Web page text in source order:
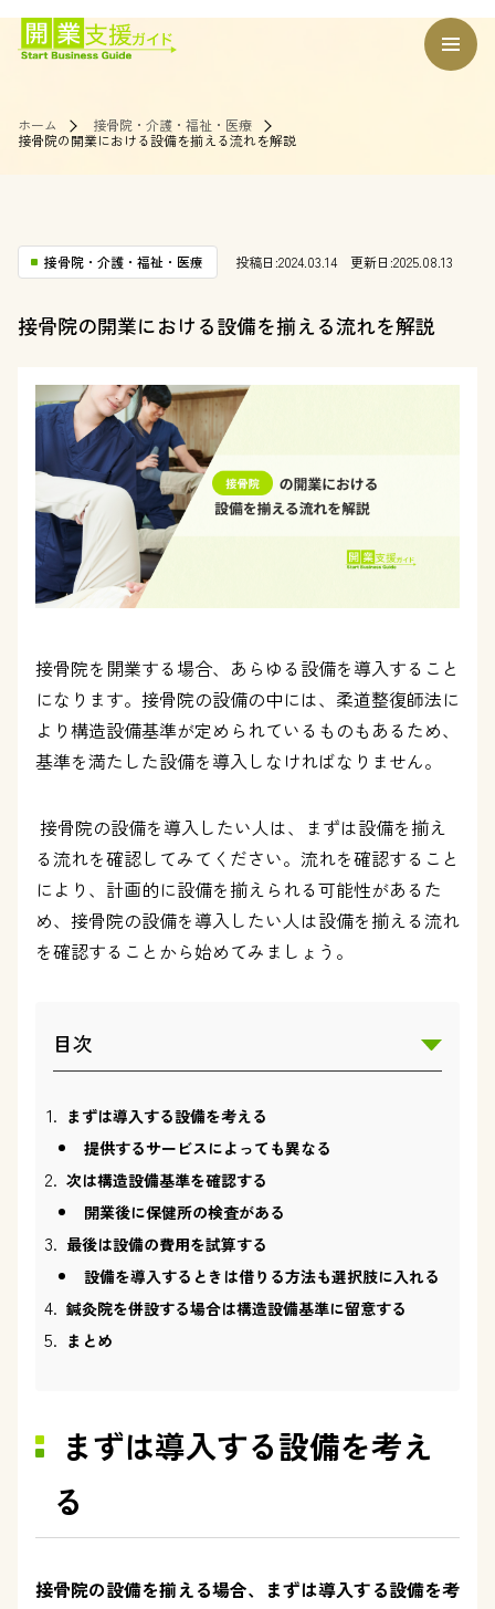
ホーム
接骨院・介護・福祉・医療
接骨院の開業における設備を揃える流れを解説
接骨院・介護・福祉・医療 投稿日:2024.03.14 更新日:2025.08.13
接骨院の開業における設備を揃える流れを解説
接骨院を開業する場合、あらゆる設備を導入すること
になります。接骨院の設備の中には、柔道整復師法に
より構造設備基準が定められているものもあるため、
基準を満たした設備を導入しなければなりません。
接骨院の設備を導入したい人は、まずは設備を揃え
る流れを確認してみてください。流れを確認すること
により、計画的に設備を揃えられる可能性があるた
め、接骨院の設備を導入したい人は設備を揃える流れ
を確認することから始めてみましょう。
目次
まずは導入する設備を考える
提供するサービスによっても異なる
次は構造設備基準を確認する
開業後に保健所の検査がある
最後は設備の費用を試算する
設備を導入するときは借りる方法も選択肢に入れる
鍼灸院を併設する場合は構造設備基準に留意する
まとめ
まずは導入する設備を考え
る
接骨院の設備を揃える場合、まずは導入する設備を考